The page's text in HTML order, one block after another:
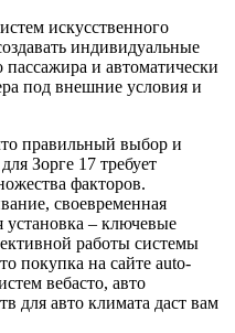
искусственного
индивидуальные
и автоматически
под внешние условия и
правильный выбор и
Зорге 17 требует
факторов.
своевременная
установка – ключевые
работы системы
покупка на сайте auto-
вебасто, авто
для авто климата даст вам